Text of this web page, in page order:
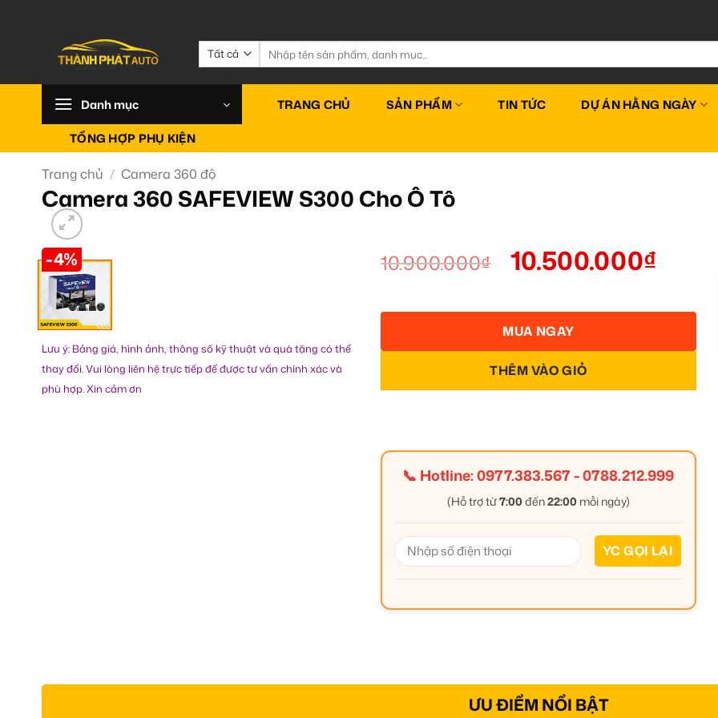
Tìm
kiếm:
Danh mục TRANG CHỦ SẢN PHẨM TIN TỨC DỰ ÁN HẰNG NGÀY
TỔNG HỢP PHỤ KIỆN
Trang chủ / Camera 360 độ
Camera 360 SAFEVIEW S300 Cho Ô Tô
-4%
Lưu ý: Bảng giá, hình ảnh, thông số kỹ thuật và quà tặng có thể
thay đổi. Vui lòng liên hệ trực tiếp để được tư vấn chính xác và
phù hợp. Xin cảm ơn
10.900.000₫ 10.500.000₫
THÊM VÀO GIỎ
MUA NGAY
📞 Hotline:0977.383.567-0788.212.999
(Hỗ trợ từ7:00 đến22:00 mỗi ngày)
ƯU ĐIỂM NỔI BẬT